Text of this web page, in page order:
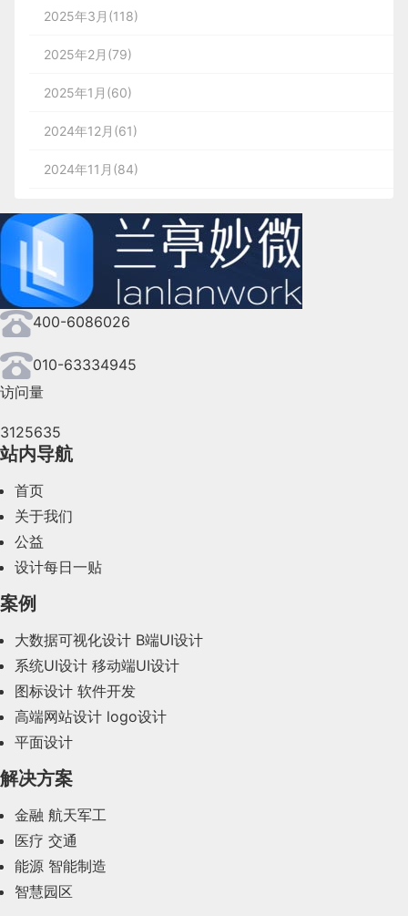
2025年3月(118)
2025年2月(79)
2025年1月(60)
2024年12月(61)
2024年11月(84)
2024年9月(144)
2024年8月(164)
2024年7月(107)
2024年6月(63)
2024年4月(44)
2024年2月(58)
2023年10月(14)
2023年8月(88)
2023年7月(62)
2023年6月(58)
2023年5月(28)
2023年4月(47)
400-6086026
010-63334945
访问量
3125635
站内导航
首页
关于我们
公益
设计每日一贴
案例
大数据可视化设计 B端UI设计
系统UI设计 移动端UI设计
图标设计 软件开发
高端网站设计 logo设计
平面设计
解决方案
金融 航天军工
医疗 交通
能源 智能制造
智慧园区